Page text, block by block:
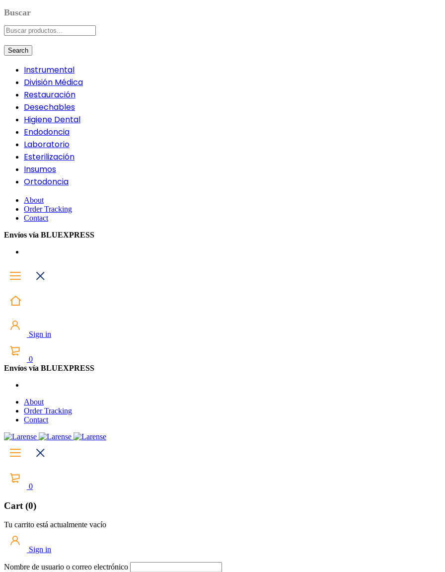
Search
Instrumental
División Médica
Restauración
Desechables
Higiene Dental
Endodoncia
Laboratorio
Esterilización
Insumos
Ortodoncia
About
Order Tracking
Contact
Envíos vía BLUEXPRESS
Sign in
0
Envíos vía BLUEXPRESS
About
Order Tracking
Contact
0
Cart (0)
Tu carrito está actualmente vacío
Sign in
Nombre de usuario o correo electrónico